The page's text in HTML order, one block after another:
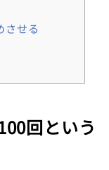
させる
回という